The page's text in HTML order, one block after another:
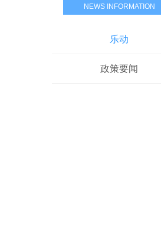
NEWS INFORMATION
乐动
政策要闻